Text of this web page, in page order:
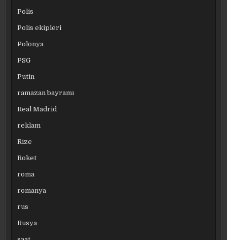
Polis
Polis ekipleri
Polonya
PSG
Putin
ramazan bayramı
Real Madrid
reklam
Rize
Roket
roma
romanya
rus
Rusya